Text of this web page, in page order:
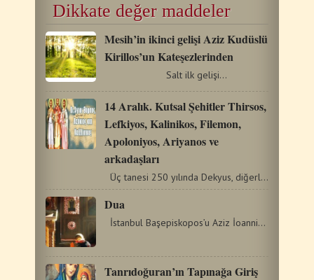
Dikkate değer maddeler
Mesih’in ikinci gelişi Aziz Kudüslü
Kirillos’un Kateşezlerinden
Salt ilk gelişi…
14 Aralık. Kutsal Şehitler Thirsos,
Lefkiyos, Kalinikos, Filemon,
Apoloniyos, Ariyanos ve
arkadaşları
Üç tanesi 250 yılında Dekyus, diğerleri de 290 yılında…
Dua
İstanbul Başepiskopos’u Aziz İoannis Hrisostomos’un…
Tanrıdoğuran’ın Tapınağa Giriş